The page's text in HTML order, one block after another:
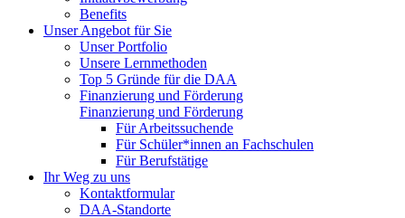
Benefits
Unser Angebot für Sie
Unser Portfolio
Unsere Lernmethoden
Top 5 Gründe für die DAA
Finanzierung und Förderung
Finanzierung und Förderung
Für Arbeitssuchende
Für Schüler*innen an Fachschulen
Für Berufstätige
Ihr Weg zu uns
Kontaktformular
DAA-Standorte